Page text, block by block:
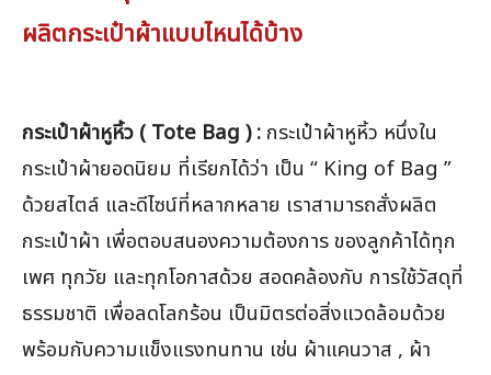
ผลิตกระเป๋าผ้าแบบไหนได้บ้าง
กระเป๋าผ้าหูหิ้ว ( Tote Bag ) : กระเป๋าผ้าหูหิ้ว หนึ่งใน
กระเป๋าผ้ายอดนิยม ที่เรียกได้ว่า เป็น “ King of Bag ”
ด้วยสไตล์ และดีไซน์ที่หลากหลาย เราสามารถสั่งผลิต
กระเป๋าผ้า เพื่อตอบสนองความต้องการ ของลูกค้าได้ทุก
เพศ ทุกวัย และทุกโอกาสด้วย สอดคล้องกับ การใช้วัสดุที่
ธรรมชาติ เพื่อลดโลกร้อน เป็นมิตรต่อสิ่งแวดล้อมด้วย
พร้อมกับความแข็งแรงทนทาน เช่น ผ้าแคนวาส , ผ้า